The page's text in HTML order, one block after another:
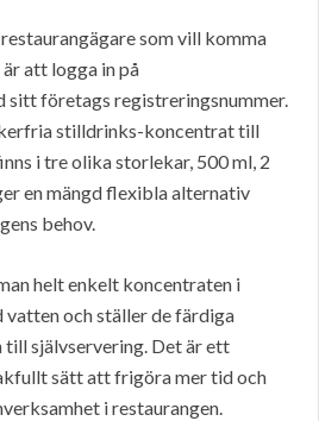
som vill komma
att logga in på
sitt företags registreringsnummer.
stilldrinks-koncentrat till
i tre olika storlekar, 500 ml, 2
en mängd flexibla alternativ
behov.
helt enkelt koncentraten i
och ställer de färdiga
självservering. Det är ett
sätt att frigöra mer tid och
i restaurangen.